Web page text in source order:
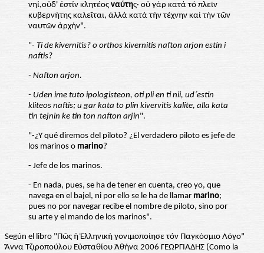
νηί,οὐδ' ἐστίν κλητέος ναύτης· οὐ γάρ κατά τό πλεῖν
κυβερνήτης καλεῖται, ἀλλά κατά τήν τέχνην καί τήν τῶν
ναυτῶν ἀρχήν".
"- Ti de kivernitis? o orthos kivernitis nafton arjon estin i
naftis?
- Nafton arjon.
- Uden ime tuto ipologisteon, oti pli en ti nii, ud´estin
kliteos naftis; u gar kata to plin kivervitis kalite, alla kata
tin tejnin ke tin ton nafton arjin".
"-¿Y qué diremos del piloto? ¿El verdadero piloto es jefe de
los marinos o marino?
- Jefe de los marinos.
- En nada, pues, se ha de tener en cuenta, creo yo, que
navega en el bajel, ni por ello se le ha de llamar marino;
pues no por navegar recibe el nombre de piloto, sino por
su arte y el mando de los marinos".
Según el libro "Πῶς ἡ Ἑλληνική γονιμοποίησε τόν Παγκόσμιο Λόγο"
Ἂννα Τζιροπούλου Εὐσταθίου Ἀθήνα 2006 ΓΕΩΡΓΙΑΔΗΣ (Como la